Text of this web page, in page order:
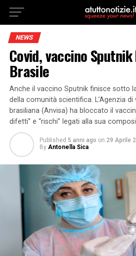
NEWS
Covid, vaccino
Brasile
Anche il vaccino Sputnik finisce sotto
della comunità scientifica. L’Agenzia di
brasiliana (Anvisa) ha bloccato il
difetti” e “rischi” legati alla sua
Published 5 anni ago on 29 Aprile
By Antonella Sica